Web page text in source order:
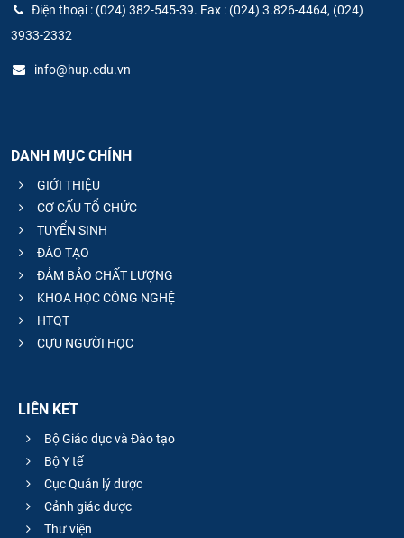
Điện thoại : (024) 382-545-39. Fax : (024) 3.826-4464, (024)
3933-2332
info@hup.edu.vn
DANH MỤC CHÍNH
GIỚI THIỆU
CƠ CẤU TỔ CHỨC
TUYỂN SINH
ĐÀO TẠO
ĐẢM BẢO CHẤT LƯỢNG
KHOA HỌC CÔNG NGHỆ
HTQT
CỰU NGƯỜI HỌC
LIÊN KẾT
Bộ Giáo dục và Đào tạo
Bộ Y tế
Cục Quản lý dược
Cảnh giác dược
Thư viện